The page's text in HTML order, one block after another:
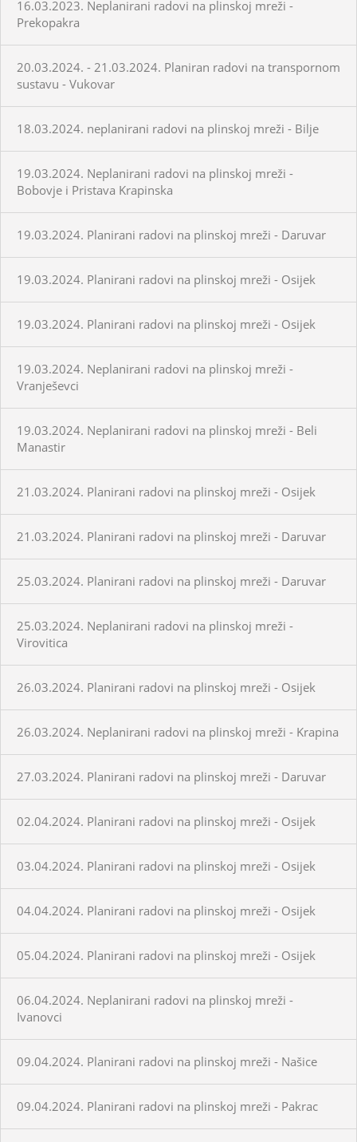
16.03.2023. Neplanirani radovi na plinskoj mreži -
Prekopakra
20.03.2024. - 21.03.2024. Planiran radovi na transpornom
sustavu - Vukovar
18.03.2024. neplanirani radovi na plinskoj mreži - Bilje
19.03.2024. Neplanirani radovi na plinskoj mreži -
Bobovje i Pristava Krapinska
19.03.2024. Planirani radovi na plinskoj mreži - Daruvar
19.03.2024. Planirani radovi na plinskoj mreži - Osijek
19.03.2024. Planirani radovi na plinskoj mreži - Osijek
19.03.2024. Neplanirani radovi na plinskoj mreži -
Vranješevci
19.03.2024. Neplanirani radovi na plinskoj mreži - Beli
Manastir
21.03.2024. Planirani radovi na plinskoj mreži - Osijek
21.03.2024. Planirani radovi na plinskoj mreži - Daruvar
25.03.2024. Planirani radovi na plinskoj mreži - Daruvar
25.03.2024. Neplanirani radovi na plinskoj mreži -
Virovitica
26.03.2024. Planirani radovi na plinskoj mreži - Osijek
26.03.2024. Neplanirani radovi na plinskoj mreži - Krapina
27.03.2024. Planirani radovi na plinskoj mreži - Daruvar
02.04.2024. Planirani radovi na plinskoj mreži - Osijek
03.04.2024. Planirani radovi na plinskoj mreži - Osijek
04.04.2024. Planirani radovi na plinskoj mreži - Osijek
05.04.2024. Planirani radovi na plinskoj mreži - Osijek
06.04.2024. Neplanirani radovi na plinskoj mreži -
Ivanovci
09.04.2024. Planirani radovi na plinskoj mreži - Našice
09.04.2024. Planirani radovi na plinskoj mreži - Pakrac